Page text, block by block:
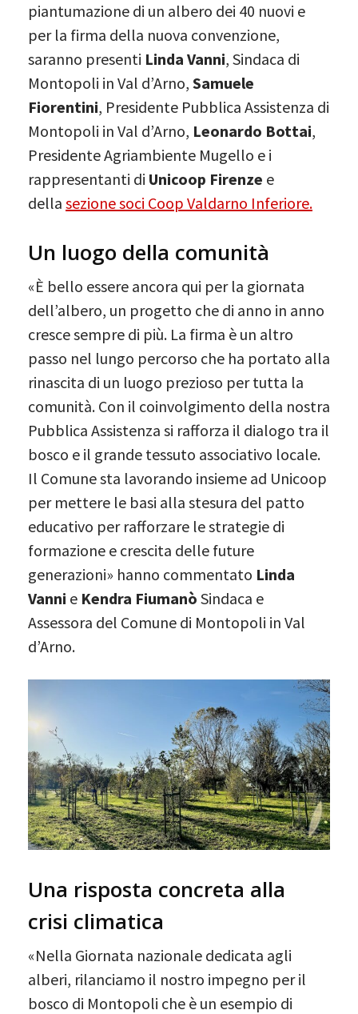
piantumazione di un albero dei 40 nuovi e
per la firma della nuova convenzione,
saranno presenti Linda Vanni, Sindaca di
Montopoli in Val d’Arno, Samuele
Fiorentini, Presidente Pubblica Assistenza di
Montopoli in Val d’Arno, Leonardo Bottai,
Presidente Agriambiente Mugello e i
rappresentanti di Unicoop Firenze e
della sezione soci Coop Valdarno Inferiore.
Un luogo della comunità
«È bello essere ancora qui per la giornata
dell’albero, un progetto che di anno in anno
cresce sempre di più. La firma è un altro
passo nel lungo percorso che ha portato alla
rinascita di un luogo prezioso per tutta la
comunità. Con il coinvolgimento della nostra
Pubblica Assistenza si rafforza il dialogo tra il
bosco e il grande tessuto associativo locale.
Il Comune sta lavorando insieme ad Unicoop
per mettere le basi alla stesura del patto
educativo per rafforzare le strategie di
formazione e crescita delle future
generazioni» hanno commentato Linda
Vanni e Kendra Fiumanò Sindaca e
Assessora del Comune di Montopoli in Val
d’Arno.
Una risposta concreta alla
crisi climatica
«Nella Giornata nazionale dedicata agli
alberi, rilanciamo il nostro impegno per il
bosco di Montopoli che è un esempio di